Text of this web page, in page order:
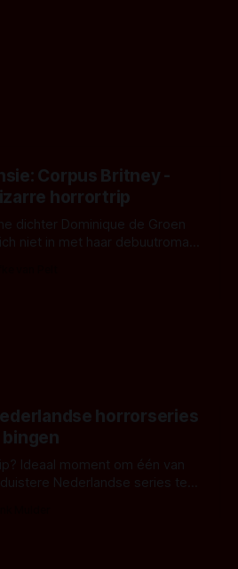
Corpus Britney -
horrortrip
dichter Dominique de Groen
niet in met haar debuutroman.
horrorseries
bingen
Ideaal moment om één van
Nederlandse series te